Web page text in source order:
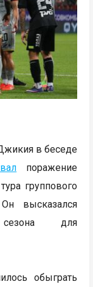
в беседе
поражение
группового
высказался
для
обыграть